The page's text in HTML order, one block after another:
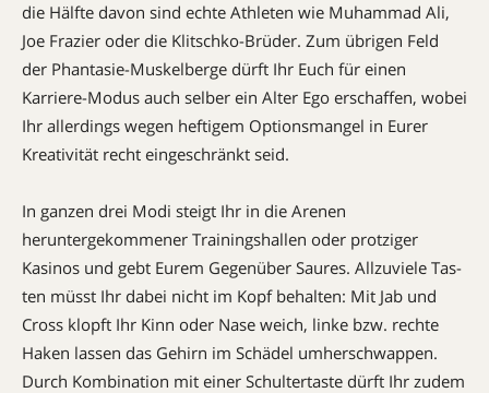
die Hälfte davon sind echte Athleten wie Muhammad Ali,
Joe Frazier oder die Klitschko-Brüder. Zum übrigen Feld
der Phantasie-Muskelberge dürft Ihr Euch für einen
Karriere-Modus auch selber ein Alter Ego erschaffen, wobei
Ihr allerdings wegen heftigem Opti­onsmangel in Eurer
Kreativität recht eingeschränkt seid.
In ganzen drei Modi steigt Ihr in die Are­nen
heruntergekommener Trainings­hal­len oder protziger
Kasinos und gebt Eurem Gegenüber Saures. Allzuviele Tas­
ten müsst Ihr dabei nicht im Kopf behalten: Mit Jab und
Cross klopft Ihr Kinn oder Nase weich, linke bzw. rechte
Ha­ken lassen das Gehirn im Schädel umherschwappen.
Durch Kom­­bination mit einer Schultertaste dürft Ihr zudem